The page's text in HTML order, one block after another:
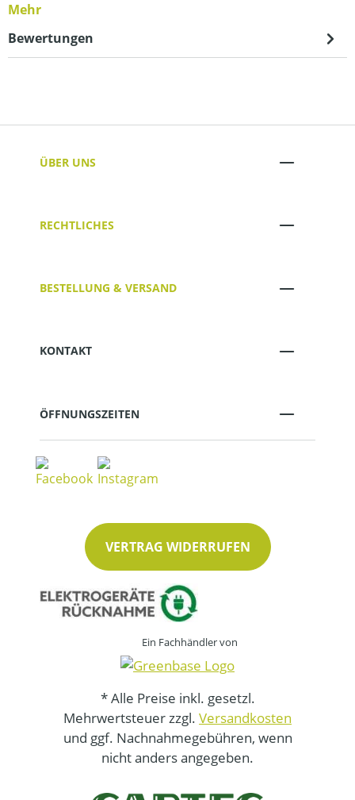
Mehr
Bewertungen
ÜBER UNS
RECHTLICHES
BESTELLUNG & VERSAND
KONTAKT
ÖFFNUNGSZEITEN
VERTRAG WIDERRUFEN
Ein Fachhändler von
* Alle Preise inkl. gesetzl.
Mehrwertsteuer zzgl. Versandkosten
und ggf. Nachnahmegebühren, wenn
nicht anders angegeben.